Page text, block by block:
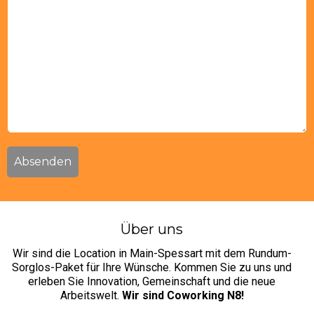
Absenden
Über uns
Wir sind die Location in Main-Spessart mit dem Rundum-
Sorglos-Paket für Ihre Wünsche. Kommen Sie zu uns und
erleben Sie Innovation, Gemeinschaft und die neue
Arbeitswelt. Wir sind Coworking N8!